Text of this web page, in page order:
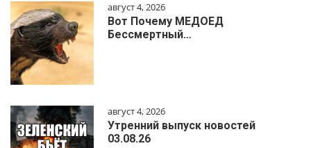
август 4, 2026
Вот Почему МЕДОЕД
Бессмертный…
август 4, 2026
Утренний выпуск новостей
03.08.26